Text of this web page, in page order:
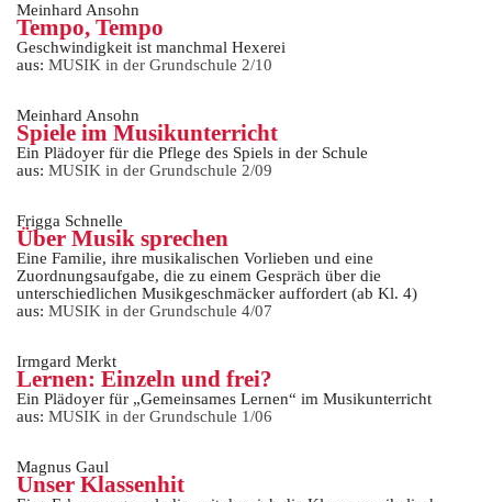
Meinhard Ansohn
Tempo, Tempo
Geschwindigkeit ist manchmal Hexerei
aus: MUSIK in der Grundschule 2/10
Meinhard Ansohn
Spiele im Musikunterricht
Ein Plädoyer für die Pflege des Spiels in der Schule
aus: MUSIK in der Grundschule 2/09
Frigga Schnelle
Über Musik sprechen
Eine Familie, ihre musikalischen Vorlieben und eine
Zuordnungsaufgabe, die zu einem Gespräch über die
unterschiedlichen Musikgeschmäcker auffordert (ab Kl. 4)
aus: MUSIK in der Grundschule 4/07
Irmgard Merkt
Lernen: Einzeln und frei?
Ein Plädoyer für „Gemeinsames Lernen“ im Musikunterricht
aus: MUSIK in der Grundschule 1/06
Magnus Gaul
Unser Klassenhit